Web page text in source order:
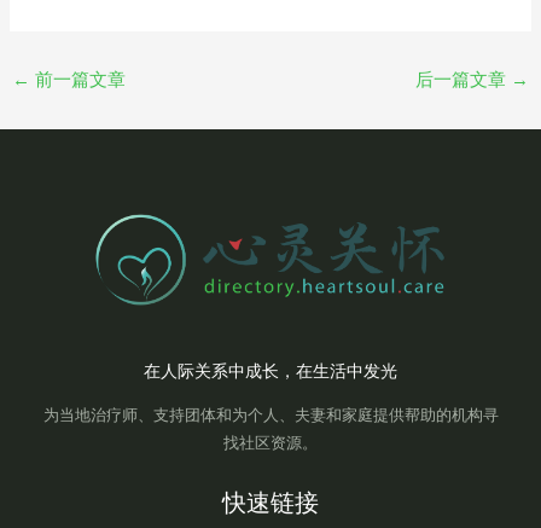
← 前一篇文章 后一篇文章 →
在人际关系中成长，在生活中发光
为当地治疗师、支持团体和为个人、夫妻和家庭提供帮助的机构寻
找社区资源。
快速链接